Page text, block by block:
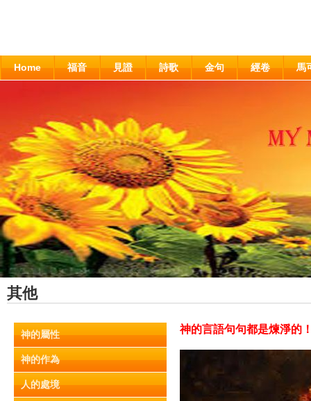
Home 福音 見證 詩歌 金句 經卷 馬
其他
神的屬性
神的作為
人的處境
神的言語句句都是煉淨的